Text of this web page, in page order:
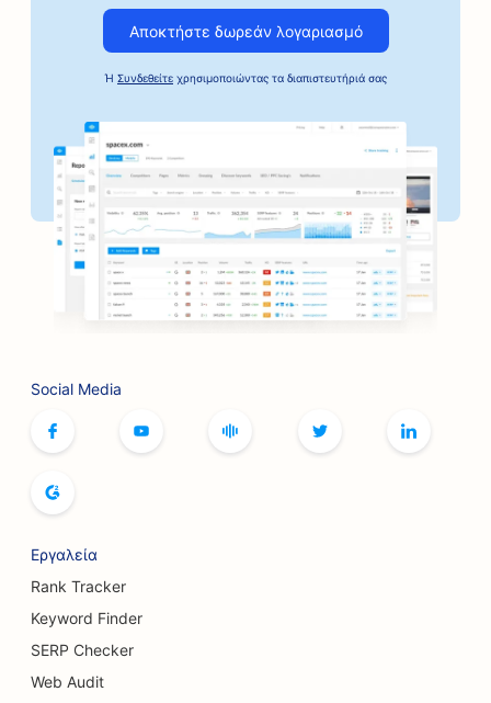
SEO για επιχειρήσεις αυτοκινήτων
SEO για αρτοποιεία
SEO για τράπεζες
SEO για καφετέριες επιτραπέζιων παιχνιδιών
SEO για κουρεία
SEO για τις υπηρεσίες Botox και Fillers
SEO για μπουτίκ
SEO για εστιατόρια με μπουφέ
SEO για ζυθοποιίες
Αποκτήστε δωρεάν λογαριασμό
Ή Συνδεθείτε χρησιμοποιώντας τα διαπιστευτήριά σας
Social Media
Εργαλεία
Rank Tracker
Keyword Finder
SERP Checker
Web Audit